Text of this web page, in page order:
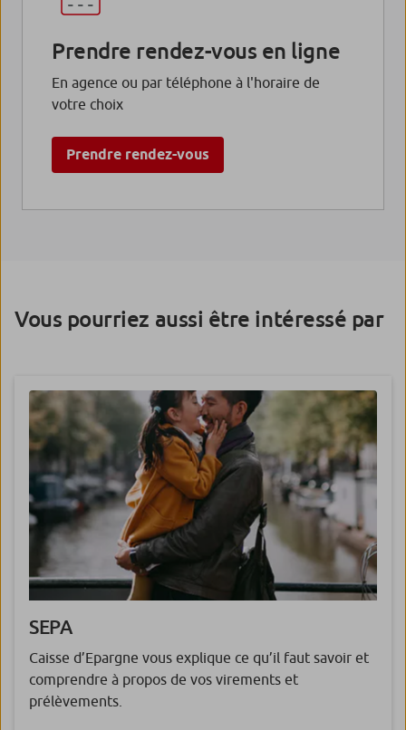
Prendre rendez-vous en ligne
En agence ou par téléphone à l'horaire de
votre choix
Prendre rendez-vous
Vous pourriez aussi être intéressé par
SEPA
Caisse d’Epargne vous explique ce qu’il faut savoir et
comprendre à propos de vos virements et
prélèvements.